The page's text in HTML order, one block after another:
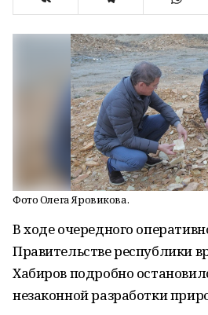
Фото Олега Яровикова.
В ходе очередного
Правительстве республики
Хабиров подробно
незаконной разработки